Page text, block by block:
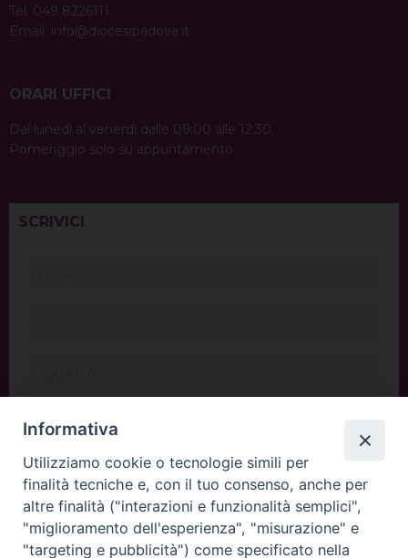
Tel. 049 8226111
Email: info@diocesipadova.it
ORARI UFFICI
Dal lunedì al venerdì dalle 09:00 alle 12:30.
Pomeriggio solo su appuntamento.
SCRIVICI
Informativa
Utilizziamo cookie o tecnologie simili per
finalità tecniche e, con il tuo consenso, anche per
altre finalità ("interazioni e funzionalità semplici",
"miglioramento dell'esperienza", "misurazione" e
"targeting e pubblicità") come specificato nella